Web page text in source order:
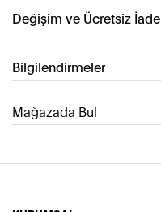
Değişim ve Ücretsiz İade
Bilgilendirmeler
Mağazada Bul